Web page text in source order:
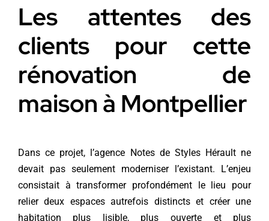
Les attentes des
clients pour cette
rénovation de
maison à Montpellier
Dans ce projet, l’agence Notes de Styles Hérault ne
devait pas seulement moderniser l’existant. L’enjeu
consistait à transformer profondément le lieu pour
relier deux espaces autrefois distincts et créer une
habitation plus lisible, plus ouverte et plus